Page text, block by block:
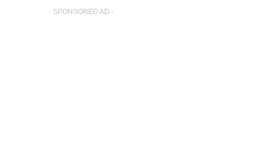
- SPONSORED AD -